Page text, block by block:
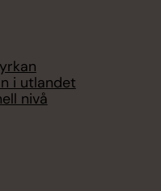
i utlandet
nivå